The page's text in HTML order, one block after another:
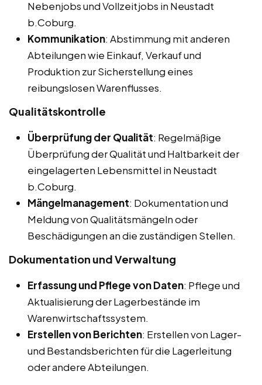
Nebenjobs und Vollzeitjobs in Neustadt
b.Coburg.
Kommunikation: Abstimmung mit anderen
Abteilungen wie Einkauf, Verkauf und
Produktion zur Sicherstellung eines
reibungslosen Warenflusses.
Qualitätskontrolle
Überprüfung der Qualität: Regelmäßige
Überprüfung der Qualität und Haltbarkeit der
eingelagerten Lebensmittel in Neustadt
b.Coburg.
Mängelmanagement: Dokumentation und
Meldung von Qualitätsmängeln oder
Beschädigungen an die zuständigen Stellen.
Dokumentation und Verwaltung
Erfassung und Pflege von Daten: Pflege und
Aktualisierung der Lagerbestände im
Warenwirtschaftssystem.
Erstellen von Berichten: Erstellen von Lager-
und Bestandsberichten für die Lagerleitung
oder andere Abteilungen.